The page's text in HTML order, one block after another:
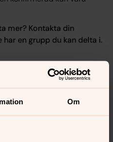
Om
mer? Kontakta din
en grupp du kan delta i.
du tillhör hittar du den